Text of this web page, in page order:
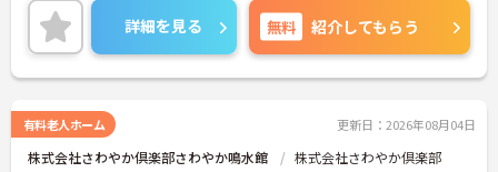
細をお話致しますのでお気軽にご相談ください。
詳細を見る 無料 紹介してもらう
有料老人ホーム 更新日：2026年08月04日
株式会社さわやか倶楽部さわやか鳴水館 株式会社さわやか倶楽部